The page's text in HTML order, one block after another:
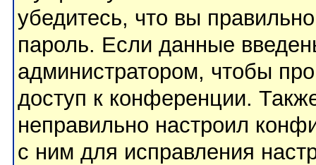
убедитесь, что вы
пароль. Если данные
администратором, чтобы
доступ к конференции.
неправильно настроил
с ним для исправления